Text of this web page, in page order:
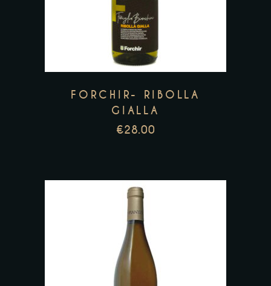
FORCHIR- RIBOLLA
GIALLA
€28.00